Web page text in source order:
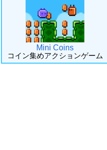
Mini Coins
コイン集めアクションゲーム